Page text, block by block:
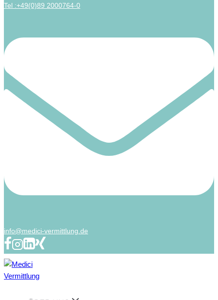
Tel :+49(0)89 2000764-0
info@medici-vermittlung.de